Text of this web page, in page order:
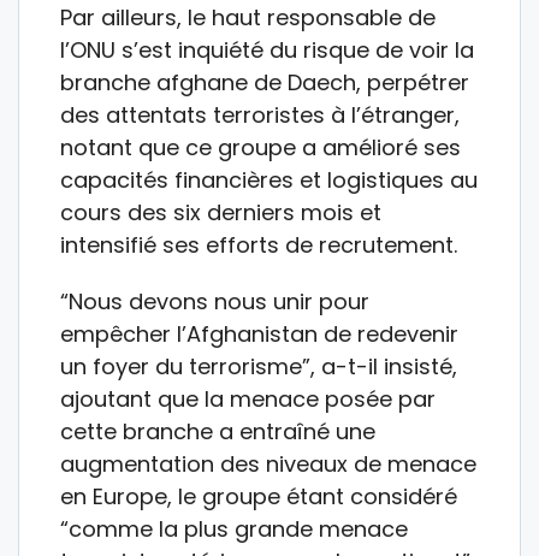
Par ailleurs, le haut responsable de
l’ONU s’est inquiété du risque de voir la
branche afghane de Daech, perpétrer
des attentats terroristes à l’étranger,
notant que ce groupe a amélioré ses
capacités financières et logistiques au
cours des six derniers mois et
intensifié ses efforts de recrutement.
“Nous devons nous unir pour
empêcher l’Afghanistan de redevenir
un foyer du terrorisme”, a-t-il insisté,
ajoutant que la menace posée par
cette branche a entraîné une
augmentation des niveaux de menace
en Europe, le groupe étant considéré
“comme la plus grande menace